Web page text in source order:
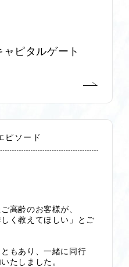
ゲート
ピソード
高齢のお客様が、
く教えてほしい」
とご
もあり、一緒に同行
たしました。